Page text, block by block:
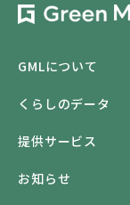
GMLについて
くらしのデータ
提供サービス
お知らせ